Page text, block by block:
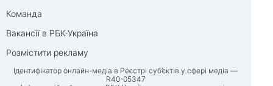
Команда
Вакансії в РБК-Україна
Розмістити рекламу
Ідентифікатор онлайн-медіа в Реєстрі суб’єктів у сфері медіа —
R40-05347